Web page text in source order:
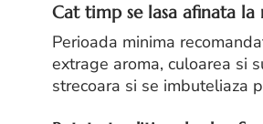
Cat timp se lasa afinata la
Perioada minima
extrage aroma, culoarea si
strecoara si se imbuteliaza